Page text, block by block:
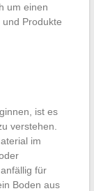
um einen
Produkte
ist es
verstehen.
im
für
Boden aus